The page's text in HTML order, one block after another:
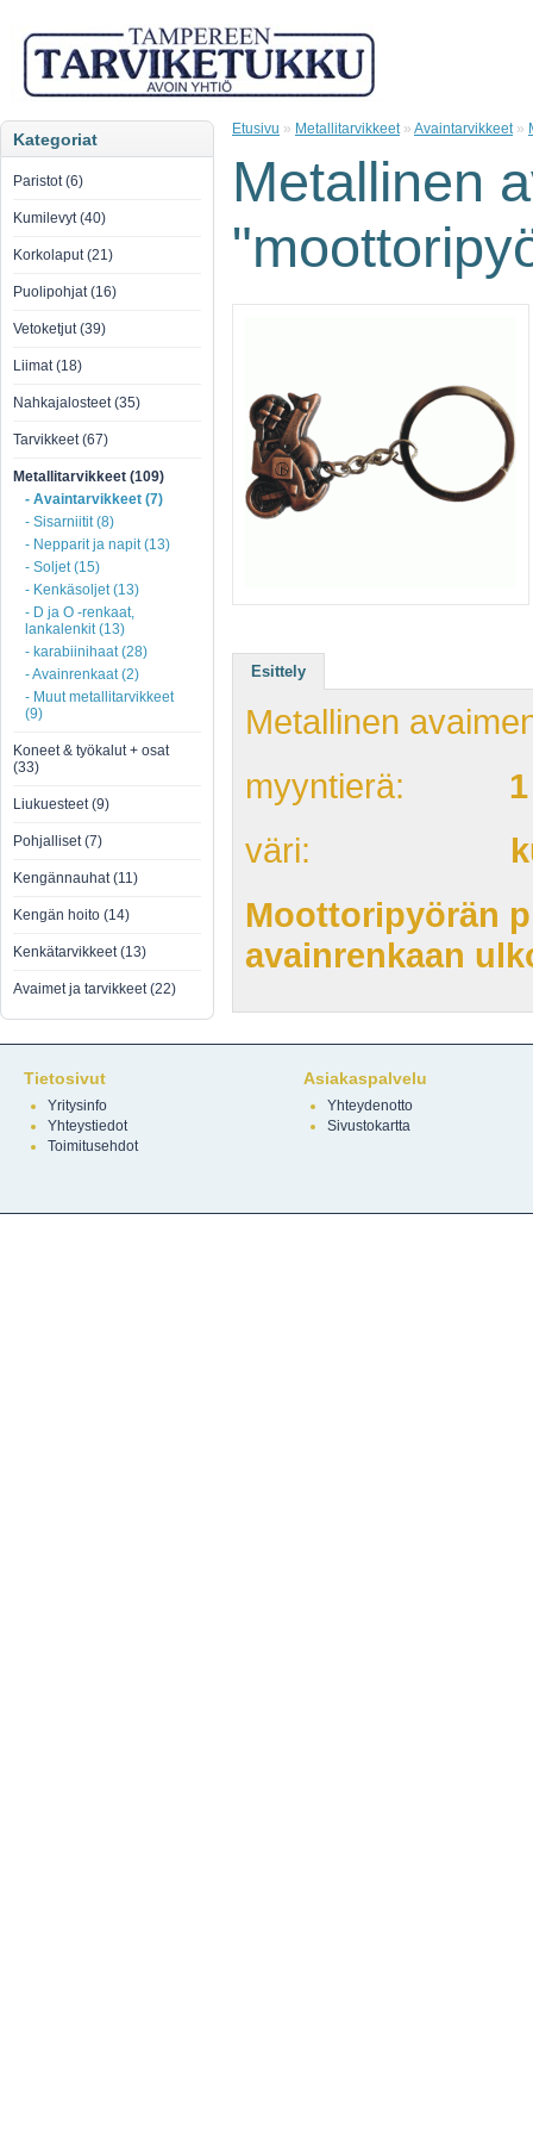
Kategoriat
Paristot (6)
Kumilevyt (40)
Korkolaput (21)
Puolipohjat (16)
Vetoketjut (39)
Liimat (18)
Nahkajalosteet (35)
Tarvikkeet (67)
Metallitarvikkeet (109)
- Avaintarvikkeet (7)
- Sisarniitit (8)
- Nepparit ja napit (13)
- Soljet (15)
- Kenkäsoljet (13)
- D ja O -renkaat,
lankalenkit (13)
- karabiinihaat (28)
- Avainrenkaat (2)
- Muut metallitarvikkeet
(9)
Koneet & työkalut + osat
(33)
Liukuesteet (9)
Pohjalliset (7)
Kengännauhat (11)
Kengän hoito (14)
Kenkätarvikkeet (13)
Avaimet ja tarvikkeet (22)
Etusivu » Metallitarvikkeet» Avaintarvikkeet»
Metallinen
Esittely
Metallinen
myyntierä:
väri:
Moottoripyörän
avainrenkaan
Tietosivut
Yritysinfo
Yhteystiedot
Toimitusehdot
Asiakaspalvelu
Yhteydenotto
Sivustokartta